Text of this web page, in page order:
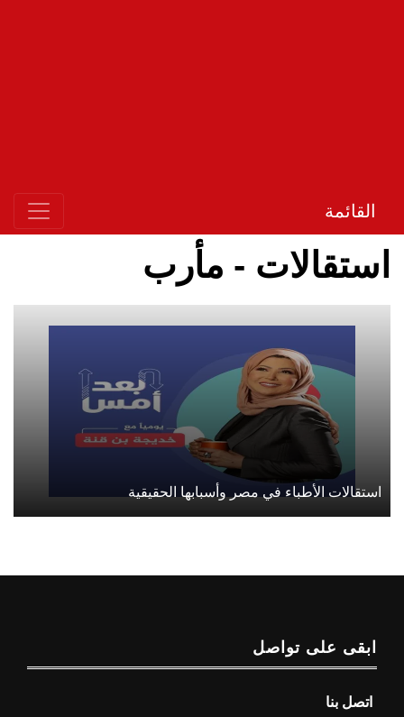
القائمة
استقالات - مأرب
استقالات الأطباء في مصر وأسبابها الحقيقية
ابقى على تواصل
اتصل بنا